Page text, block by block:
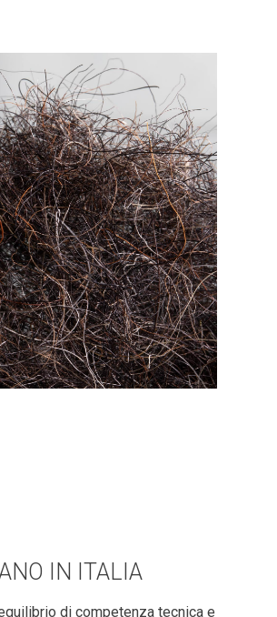
IN ITALIA
di competenza tecnica e